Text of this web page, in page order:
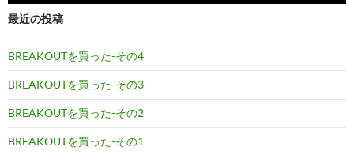
最近の投稿
BREAKOUTを買った-その4
BREAKOUTを買った-その3
BREAKOUTを買った-その2
BREAKOUTを買った-その1